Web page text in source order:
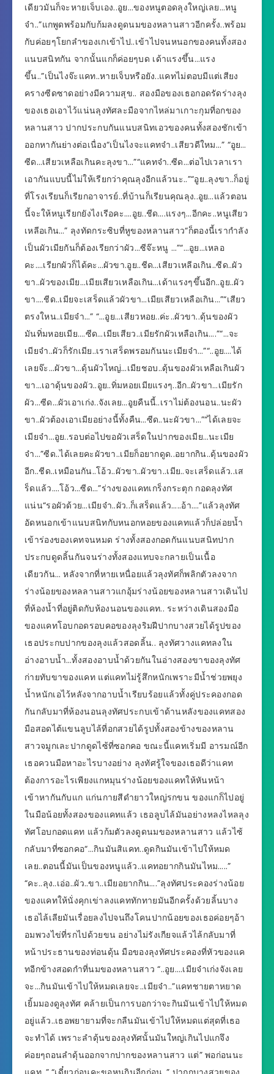
เดียวมันก็จะหายเจ็บเอง..อูย…ของหนูตอดลุงใหญ่เลย…หนู
จ๋า..”แกพูดพร้อมกับก้มลงดูดนมของหลานสาวอีกครั้ง..พร้อม
กับค่อยๆโยกลำของเกเข้าไป..เข้าไปจนหนอกของคนทั้งสอง
แนบสนิทกัน จากนั้นแกก็ค่อยๆบด เด้าแรงขึ้น…แรง
ขึ้น..”เป็นไงจ๊ะแคท..หายเจ็บหรือยัง..แคทไม่ตอบมีแต่เสียง
ครางซีดซาดอย่างมีความสุข.. สองมือของเธอกอดรัดร่างลุง
ของเธอเอาไว้แน่นลุงทัศละมือจากไหล่มาเกาะกุมที่อกของ
หลานสาว ปากประกบกันแนบสนิทเอวของคนทั้งสองชักเข้า
ออกหากันย่างต่อเนื่อง“เป็นไงจะแคทจ๋า..เสียวดีใหม…” “อูย…
ซีด…เสียวเหลือเกินคะลุงขา…”“แคทจ๋า..ซีด…ต่อไปเวลาเรา
เอากันแบบนี้ไม่ให้เรียกว่าคุณลุงอีกแล้วนะ..”“อูย..ลุงขา..ก็อยู่
ที่โรงเรียนก็เรียกอาจารย์..ที่บ้านก็เรียนคุณลุง..อูย…แล้วตอน
นี้จะให้หนูเรียกยังไงเรีอคะ….อูย..ชีด….แรงๆ…อีกคะ..หนูเสียว
เหลีอเกิน…” ลุงทัดกระซิบที่หูของหลานสาว“ก็ตองนี้เรากำลัง
เป็นผัวเมียกันก็ต้องเรียกว่าผัว…ซีจ๊ะหนู …”“…อูย…เหลอ
คะ….เรียกผัวก็ได้คะ…ผัวขา.อูย..ชีด…เสียวเหลีอเกิน..ซีด..ผัว
ขา..ผัวของเมีย…เมียเสียวเหลือเกิน…เด้าแรงๆขึ้นอีก..อูย..ผัว
ขา….ชีด..เมียจะเสร็ดแล้วผัวขา…เมียเสียวเหลือเกิน…”“เสียว
ตรงใหน..เมียจ๋า…” “…อูย…เสียวหอย..ค่ะ..ผัวขา..ดุ้นของผัว
มันทิ่มหอยเมีย….ซีด…เมียเสียว..เมียรักผัวเหลือเกิน….”“…จะ
เมียจ๋า..ผัวก็รักเมีย..เราเสร็ดพรอมกันนะเมียจ๋า…”“..อูย….ได้
เลยจ๊ะ…ผัวขา…ดุ้นผัวไหญ่…เมียชอบ..ดุ้นของผัวเหลือเกินผัว
ขา…เอาดุ้นของผัว..อูย..ทิ่มหอยเมียแรงๆ..อีก..ผัวขา…เมียรัก
ผัว…ซีด…ผัวเอาเก่ง..จังเลย…อูยคืนนี้..เราไม่ต้องนอน..นะผัว
ขา..ผัวต้องเอาเมียอย่างนี้ทั้งคืน…ซีด..นะผัวขา…”“ได้เลยจะ
เมียจ๋า…อูย..รอบต่อไปขอผัวเสร็ดในปากของเมีย…นะเมีย
จ๋า…”ซีด..ได้เลยคะผัวขา..เมียก็อยากดูด..อยากกิน..ดุ้นของผัว
อีก..ชีด..เหมือนกัน..โอ้ว..ผัวขา..ผัวขา..เมีย..จะเสร็ดแล้ว..เส
ร็ดแล้ว….โอ้ว…ซีด…”ร่างของแคทเกร็งกระตุก กอดลุงทัศ
แน่น“รอผัวด้วย…เมียจ๋า..ผัว..ก็เสร็ดแล้ว…..อ้า….”แล้วลุงทัศ
อัดหนอกเข้าแนบสนิทกับหนอกหอยของแคทแล้วก็ปล่อยน้ำ
เข้าร่องของเคทจนหมด ร่างทั้งสองกอดกันแนบสนิทปาก
ประกบดูดลิ้นกันจนร่างทั้งสองแทบจะกลายเป็นเนื้อ
เดียวกัน… หลังจากที่หายเหนื่อยแล้วลุงทัศก็พลิกตัวลงจาก
ร่างน้อยของหลลานสาวแกอุ้มร่างน้อยของหลานสาวเดินไป
ที่ห้องน้ำที่อยู่ติดกับห้องนอนของแคท.. ระหว่างเดินสองมือ
ของแคทโอบกอดรอบคอของลุงริมฝีปากบางสวยได้รูปของ
เธอประกบปากของลุงแล้วสอดลิ้น.. ลุงทัศวางแคทลงใน
อ่างอาบน้ำ…ทั้งสองอาบน้ำด้วยกันในอ่างสองขาของลุงทัศ
ก่ายทับขาของแคท แต่แคทไม่รู้สึกหนักเพราะมีน้ำช่วยพยุง
น้ำหนักเอไว้หลังจากอาบน้ำเรียบร้อยแล้วทั้งคู่ประคองกอด
กันกลับมาที่ห้องนอนลุงทัศประกบเข้าด้านหลังของแคทสอง
มือสอดไต้แขนลูบไล้ที่อกสวยได้รูปทั้งสองข้างของหลาน
สาวจมูกเละปากดูดไซ้ที่ซอกคอ ขณะนี้แคทเริ่มมี อารมณ์อีก
เธอควนมือหาอะไรบางอย่าง ลุงทัศรู้ใจของเธอดีว่าแคท
ต้องการอะไรเพียงแกหมุนร่างน้อยของแคทให้หันหน้า
เข้าหากันกับแก แก่นกายสีดำยาวใหญ่รกขน ของแกก็ไปอยู่
ในมือน้อยทั้งสองของแคทแล้ว เธอลูบไล้มันอย่างหลงไหลลุง
ทัศโอบกอดแคท แล้วก้มตัวลงดูดนมของหลานสาว แล้วไซ้
กลับมาที่ซอกคอ“…กินมันสิแคท..ดูดกินมันเข้าไปให้หมด
เลย..ตอนนี้มันเป็นของหนูแล้ว..แคทอยากกินมันไหม…..”
“คะ..ลุง..เอ่อ..ผัว..ขา..เมียอยากกิน….”ลุงทัศประคองร่างน้อย
ของแคทให้นั่งคุกเข่าลงแคททักทายมันอีกครั้งด้วยลิ้นบาง
เธอไล้เลียมันเรื่อยลงไปจนถึงโคนปากน้อยของเธอค่อยๆอ้า
อมพวงไข่ที่รกไปด้วยขน อย่างไม่รังเกียจแล้วไล้กลับมาที่
หน้าประธานของท่อนดุ้น มือของลุงทัศประคองที่หัวของแค
ทอีกข้างสอดกำที่นมของหลานสาว “..อูย….เมียจ๋าเก่งจังเลย
จะ…กินมันเข้าไปให้หมดเลยจะ..เมียจ๋า..”แคทชายตาหยาด
เยิ้มมองดูลุงทัศ คล้ายเป็นการบอกว่าจะกินมันเข้าไปให้หมด
อยู่แล้ว..เธอพยายามที่จะกลืนมันเข้าไปให้หมดแต่สุดที่เธอ
จะทำได้ เพราะลำดุ้นของลุงทัศนั้นมันใหญ่เกินไปแกจึง
ค่อยๆถอนลำดุ้นออกจากปากของหลานสาว แต่” พอก่อนนะ